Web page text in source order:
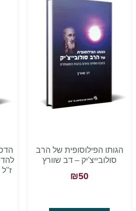
הגותו הפילוסופית של הרב
סולובייצ'יק – דב שוורץ
₪50